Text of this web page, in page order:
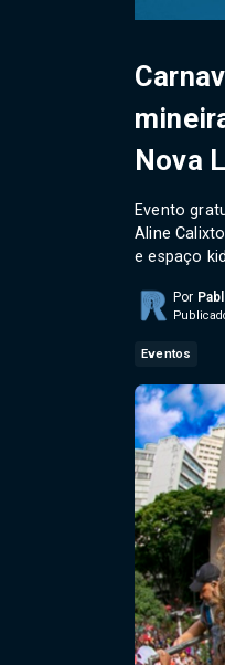
Nova
Evento
Aline
e espaço
Por
Eventos